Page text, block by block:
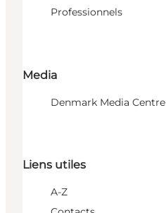
Professionnels
Media
Denmark Media Centre
Liens utiles
A-Z